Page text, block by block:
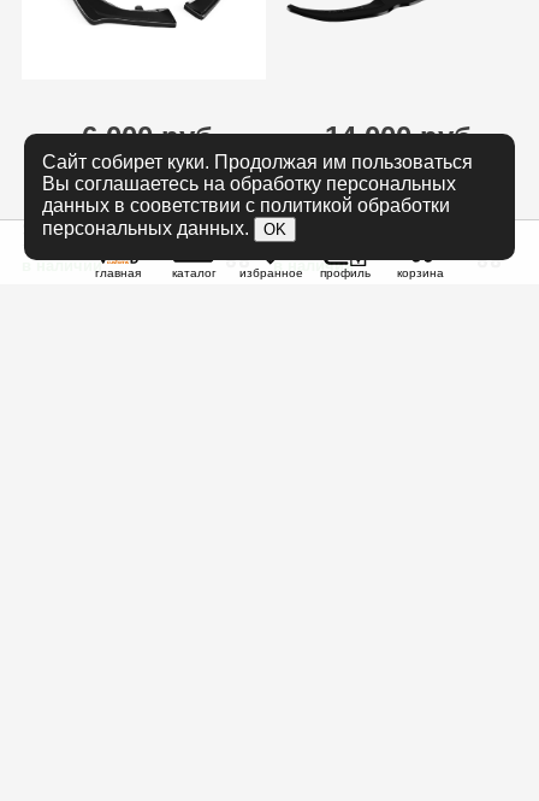
6 000 руб.
Сплиттеры заднего
бампера Skoda Kodiaq 1
RS - под покраску
SK1-RS-RS1P
только для RS
в наличии
14 000 руб.
Сплиттер переднего
бампера Skoda Kodiaq 1
RS (dual) - под покраску
SK1-RS-FS2P
только для RS и Sportline
в наличии
главная каталог избранное профиль корзина
Сайт собирет куки. Продолжая им пользоваться
Вы соглашаетесь на обработку персональных
данных в сооветствии с политикой обработки
персональных данных.
OK